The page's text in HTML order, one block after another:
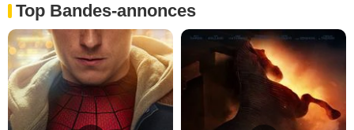
Top Bandes-annonces